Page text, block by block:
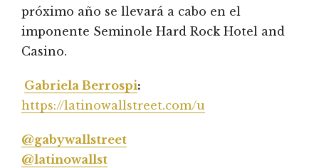
próximo año se llevará a cabo en el
imponente Seminole Hard Rock Hotel and
Casino.
Gabriela Berrospi:
https://latinowallstreet.com/u
@gabywallstreet
@latinowallst